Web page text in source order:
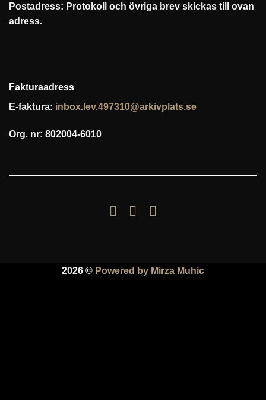
Postadress: Protokoll och övriga brev skickas till ovan
adress.
Fakturaadress
E-faktura: inbox.lev.497310@arkivplats.se
Org. nr: 802004-6010
2026 © Powered by Mirza Muhic